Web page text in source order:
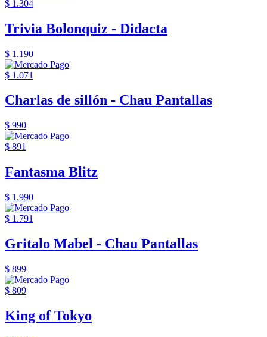
$ 1.304
Trivia Bolonquiz - Didacta
$ 1.190
$ 1.071
Charlas de sillón - Chau Pantallas
$ 990
$ 891
Fantasma Blitz
$ 1.990
$ 1.791
Gritalo Mabel - Chau Pantallas
$ 899
$ 809
King of Tokyo